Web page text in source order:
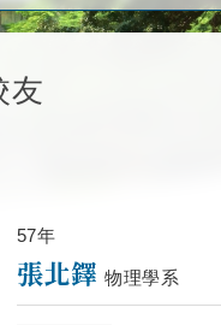
友
57年
張北鐸 物理學系